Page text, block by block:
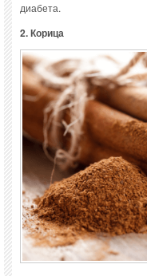
диабета.
2. Корица